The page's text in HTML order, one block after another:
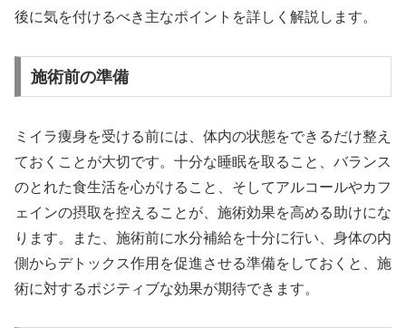
後に気を付けるべき主なポイントを詳しく解説します。
施術前の準備
ミイラ痩身を受ける前には、体内の状態をできるだけ整え
ておくことが大切です。十分な睡眠を取ること、バランス
のとれた食生活を心がけること、そしてアルコールやカフ
ェインの摂取を控えることが、施術効果を高める助けにな
ります。また、施術前に水分補給を十分に行い、身体の内
側からデトックス作用を促進させる準備をしておくと、施
術に対するポジティブな効果が期待できます。